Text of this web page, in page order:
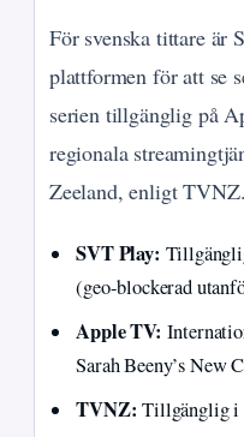
För svenska tittare är
plattformen för att se
serien tillgänglig på
regionala
Zeeland, enligt TVNZ.
SVT Play:
(geo-blockerad
Apple TV:
Sarah Beeny’s New
TVNZ: Tillgänglig i